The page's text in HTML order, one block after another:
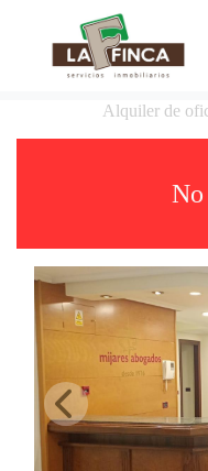
Alquiler de